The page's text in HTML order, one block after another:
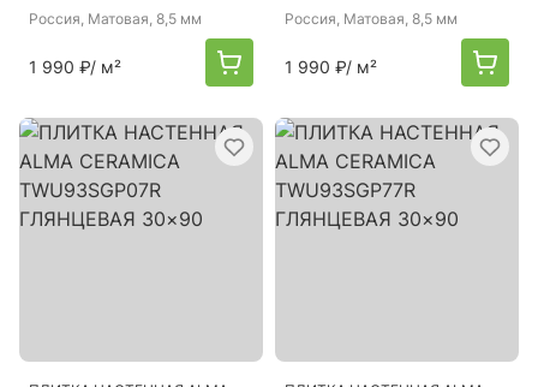
Россия, Матовая, 8,5 мм
1 990 ₽/ м²
Россия, Матовая, 8,5 мм
1 990 ₽/ м²